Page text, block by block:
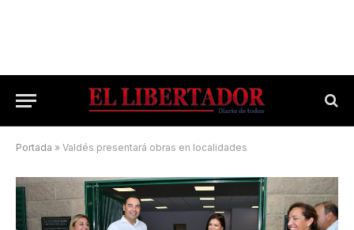
Portada » Valdés presentará obras en localidades